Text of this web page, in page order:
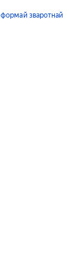
формай зваротнай